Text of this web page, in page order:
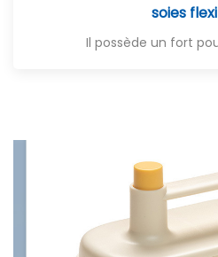
soies
Il possède un fort